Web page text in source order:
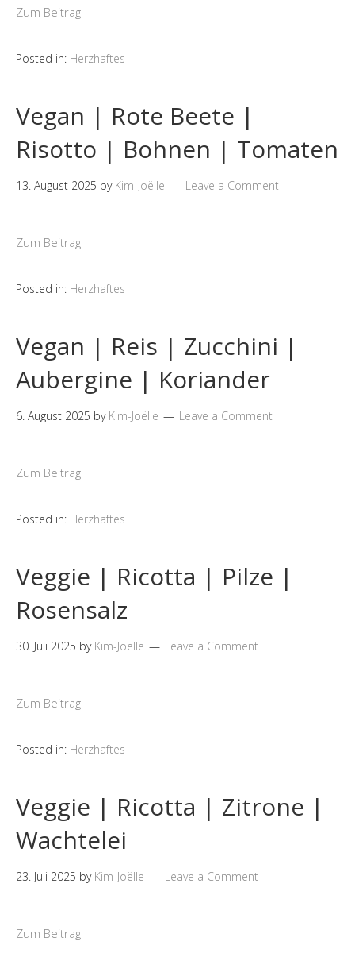
Zum Beitrag
Posted in: Herzhaftes
Vegan | Rote Beete |
Risotto | Bohnen | Tomaten
13. August 2025 by Kim-Joëlle Leave a Comment
Zum Beitrag
Posted in: Herzhaftes
Vegan | Reis | Zucchini |
Aubergine | Koriander
6. August 2025 by Kim-Joëlle Leave a Comment
Zum Beitrag
Posted in: Herzhaftes
Veggie | Ricotta | Pilze |
Rosensalz
30. Juli 2025 by Kim-Joëlle Leave a Comment
Zum Beitrag
Posted in: Herzhaftes
Veggie | Ricotta | Zitrone |
Wachtelei
23. Juli 2025 by Kim-Joëlle Leave a Comment
Zum Beitrag